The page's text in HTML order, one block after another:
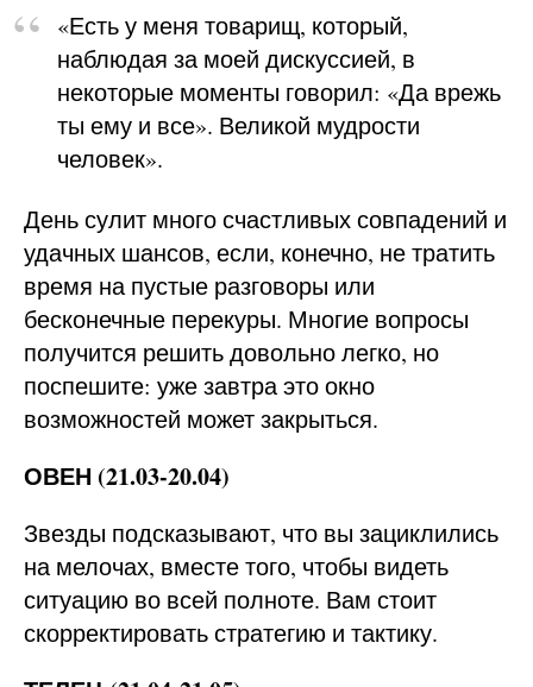
«Есть у меня товарищ, который,
наблюдая за моей дискуссией, в
некоторые моменты говорил: «Да врежь
ты ему и все». Великой мудрости
человек».
День сулит много счастливых совпадений и
удачных шансов, если, конечно, не тратить
время на пустые разговоры или
бесконечные перекуры. Многие вопросы
получится решить довольно легко, но
поспешите: уже завтра это окно
возможностей может закрыться.
ОВЕН (21.03-20.04)
Звезды подсказывают, что вы зациклились
на мелочах, вместе того, чтобы видеть
ситуацию во всей полноте. Вам стоит
скорректировать стратегию и тактику.